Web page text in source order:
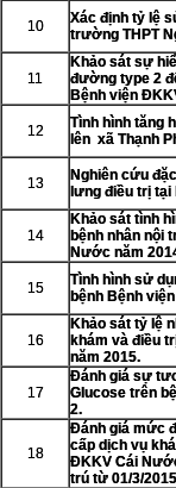
10
Xác định tỷ lệ
trường THPT
11
Khảo sát sự
đường type 2
Bệnh viện
12
Tình hình tăng
lên xã Thạnh
13
Nghiên cứu
lưng điều trị tại
14
Khảo sát tình
bệnh nhân nội
Nước năm
15
Tình hình sử
bệnh Bệnh
16
Khảo sát tỷ lệ
khám và điều
năm 2015.
17
Đánh giá sự
Glucose trên
2.
18
Đánh giá mức
cấp dịch vụ
ĐKKV Cái
trú từ 01/3/